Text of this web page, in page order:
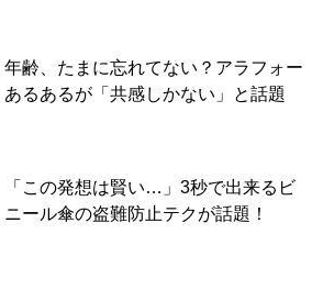
年齢、たまに忘れてない？アラフォー
あるあるが「共感しかない」と話題
「この発想は賢い…」3秒で出来るビ
ニール傘の盗難防止テクが話題！